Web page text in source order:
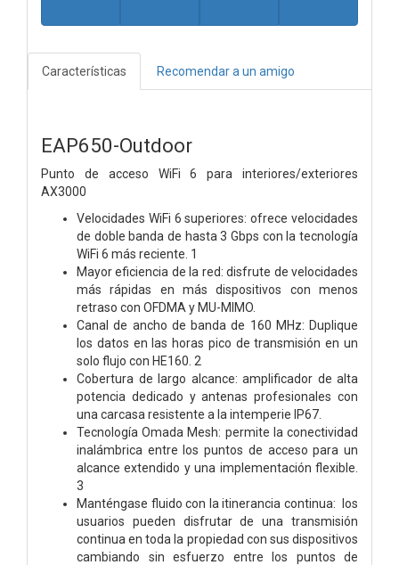
Características Recomendar a un amigo
EAP650-Outdoor
Punto de acceso WiFi 6 para interiores/exteriores
AX3000
Velocidades WiFi 6 superiores: ofrece velocidades
de doble banda de hasta 3 Gbps con la tecnología
WiFi 6 más reciente. 1
Mayor eficiencia de la red: disfrute de velocidades
más rápidas en más dispositivos con menos
retraso con OFDMA y MU-MIMO.
Canal de ancho de banda de 160 MHz: Duplique
los datos en las horas pico de transmisión en un
solo flujo con HE160. 2
Cobertura de largo alcance: amplificador de alta
potencia dedicado y antenas profesionales con
una carcasa resistente a la intemperie IP67.
Tecnología Omada Mesh: permite la conectividad
inalámbrica entre los puntos de acceso para un
alcance extendido y una implementación flexible.
3
Manténgase fluido con la itinerancia continua: los
usuarios pueden disfrutar de una transmisión
continua en toda la propiedad con sus dispositivos
cambiando sin esfuerzo entre los puntos de